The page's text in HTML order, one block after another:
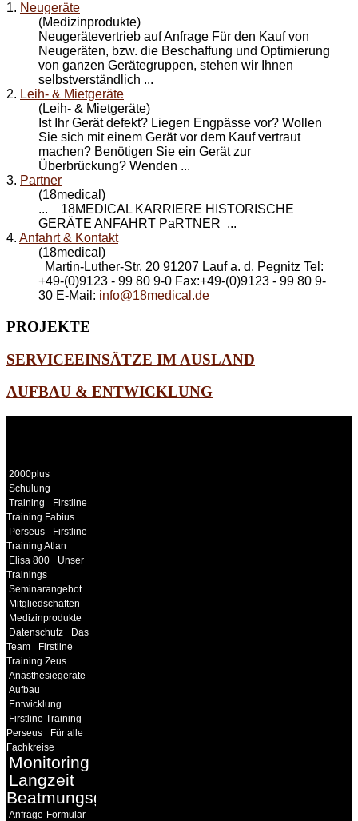
1. Neugeräte
(Medizinprodukte)
Neugerätevertrieb auf Anfrage Für den Kauf von
Neugeräten, bzw. die Beschaffung und Optimierung
von ganzen Gerätegruppen, stehen wir Ihnen
selbstverständlich ...
2. Leih- & Mietgeräte
(Leih- & Mietgeräte)
Ist Ihr Gerät defekt? Liegen Engpässe vor? Wollen
Sie sich mit einem Gerät vor dem Kauf vertraut
machen? Benötigen Sie ein Gerät zur
Überbrückung? Wenden ...
3. Partner
(18medical)
... 18MEDICAL KARRIERE HISTORISCHE
GERÄTE ANFAHRT PaRTNER ...
4. Anfahrt & Kontakt
(18medical)
Martin-Luther-Str. 20 91207 Lauf a. d. Pegnitz Tel:
+49-(0)9123 - 99 80 9-0 Fax:+49-(0)9123 - 99 80 9-
30 E-Mail: info@18medical.de
PROJEKTE
SERVICEEINSÄTZE IM AUSLAND
AUFBAU & ENTWICKLUNG
2000plus
Schulung
Training
Firstline
Training Fabius
Perseus
Firstline
Training Atlan
Elisa 800
Unser
Trainings
Seminarangebot
Mitgliedschaften
Medizinprodukte
Datenschutz
Das
Team
Firstline
Training Zeus
Anästhesiegeräte
Aufbau
Entwicklung
Firstline Training
Perseus
Für alle
Fachkreise
Monitoring
Langzeit
Beatmungsgeräte
Anfrage-Formular